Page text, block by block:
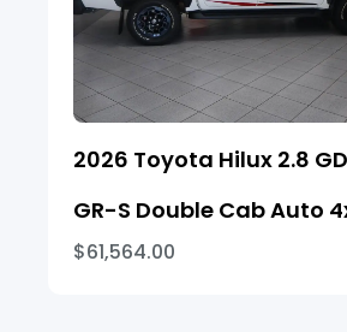
2026 Toyota Hilux 2.8
GR-S Double Cab Auto
$61,564.00